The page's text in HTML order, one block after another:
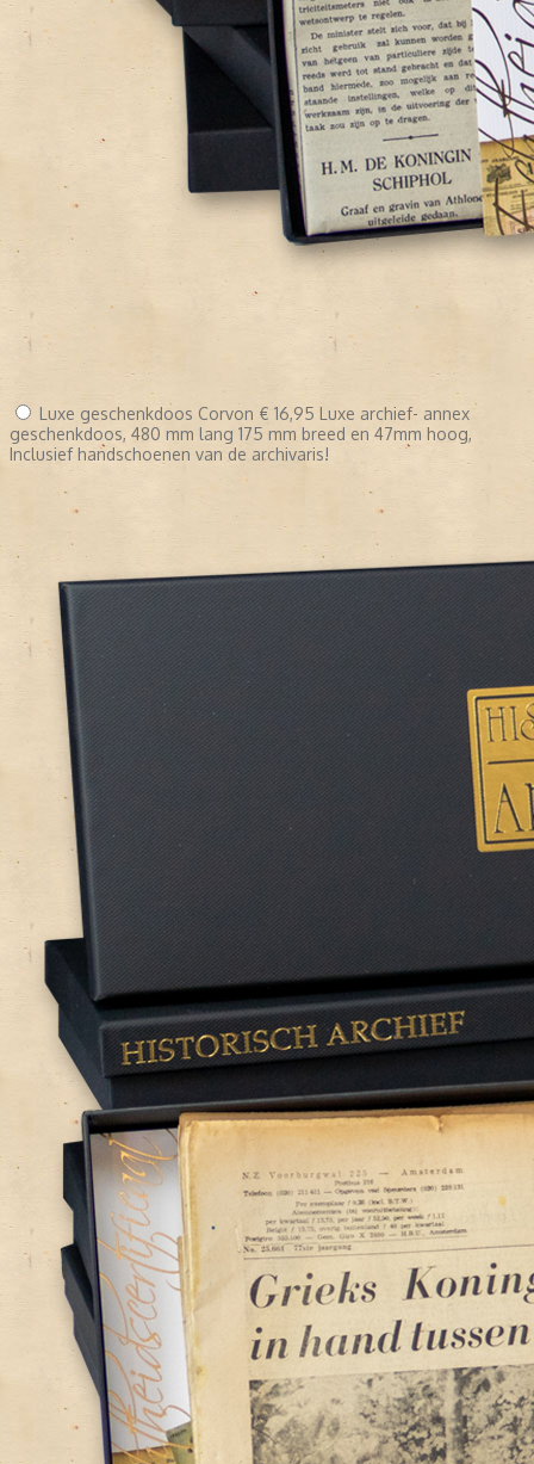
Luxe geschenkdoos Corvon € 16,95 Luxe archief- annex
geschenkdoos, 480 mm lang 175 mm breed en 47mm hoog,
Inclusief handschoenen van de archivaris!